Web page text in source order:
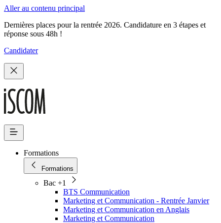
Aller au contenu principal
Dernières places pour la rentrée 2026. Candidature en 3 étapes et
réponse sous 48h !
Candidater
Formations
Formations
Bac +1
BTS Communication
Marketing et Communication - Rentrée Janvier
Marketing et Communication en Anglais
Marketing et Communication